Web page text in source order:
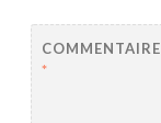
COMMENTAIRE
*